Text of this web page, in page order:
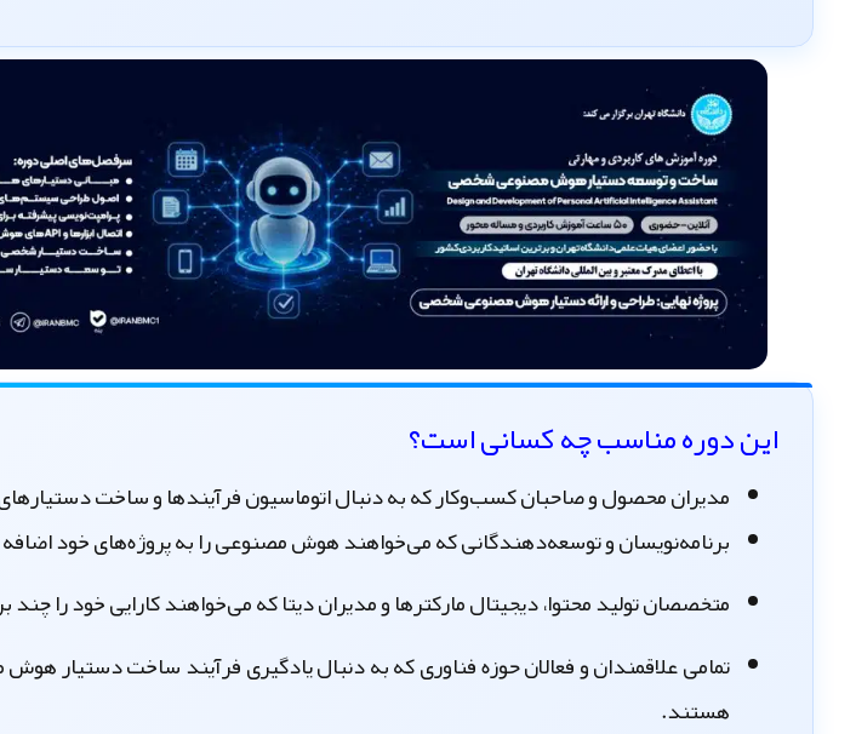
این دوره مناسب چه کسانی است؟
مدیران محصول و صاحبان کسب‌وکار که به دنبال اتوماسیون فرآیندها و ساخت
برنامه‌نویسان و توسعه‌دهندگانی که می‌خواهند هوش مصنوعی را به پروژه‌های خود
متخصصان تولید محتوا، دیجیتال مارکترها و مدیران دیتا که می‌خواهند کارایی خود را چند
تمامی علاقمندان و فعالان حوزه فناوری که به دنبال یادگیری فرآیندساخت دستیار هوش
هستند.